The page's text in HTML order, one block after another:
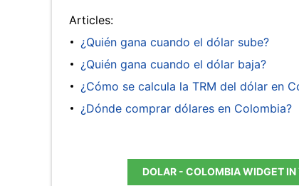
Articles:
¿Quién gana cuando el dólar sube?
¿Quién gana cuando el dólar baja?
¿Cómo se calcula la TRM del dólar en
¿Dónde comprar dólares en Colombia?
DOLAR - COLOMBIA WIDGET IN